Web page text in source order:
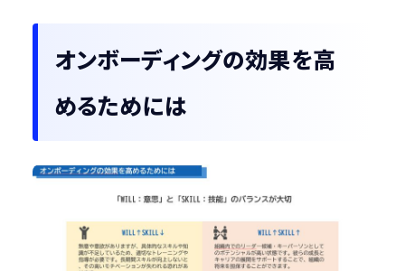
オンボーディングの効果を高
めるためには